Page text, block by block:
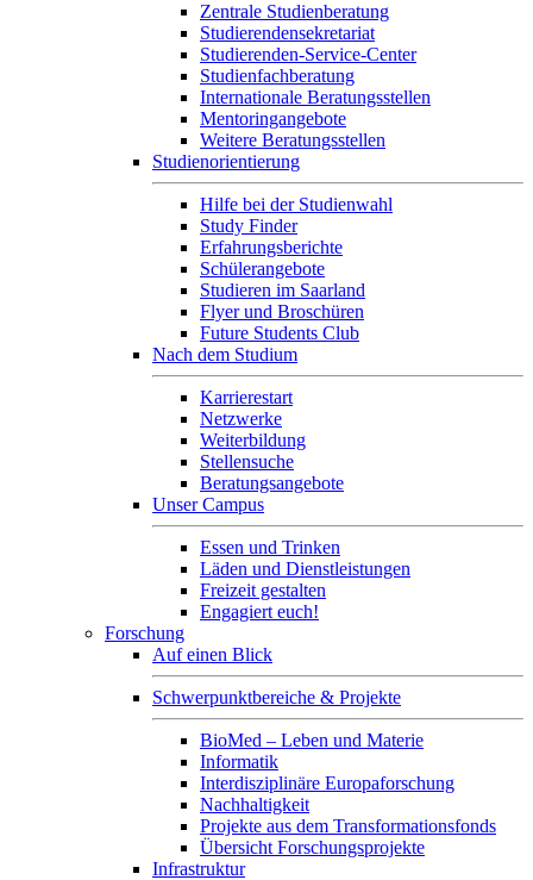
Zentrale Studienberatung
Studierendensekretariat
Studierenden-Service-Center
Studienfachberatung
Internationale Beratungsstellen
Mentoringangebote
Weitere Beratungsstellen
Studienorientierung
Hilfe bei der Studienwahl
Study Finder
Erfahrungsberichte
Schülerangebote
Studieren im Saarland
Flyer und Broschüren
Future Students Club
Nach dem Studium
Karrierestart
Netzwerke
Weiterbildung
Stellensuche
Beratungsangebote
Unser Campus
Essen und Trinken
Läden und Dienstleistungen
Freizeit gestalten
Engagiert euch!
Forschung
Auf einen Blick
Schwerpunktbereiche & Projekte
BioMed – Leben und Materie
Informatik
Interdisziplinäre Europaforschung
Nachhaltigkeit
Projekte aus dem Transformationsfonds
Übersicht Forschungsprojekte
Infrastruktur